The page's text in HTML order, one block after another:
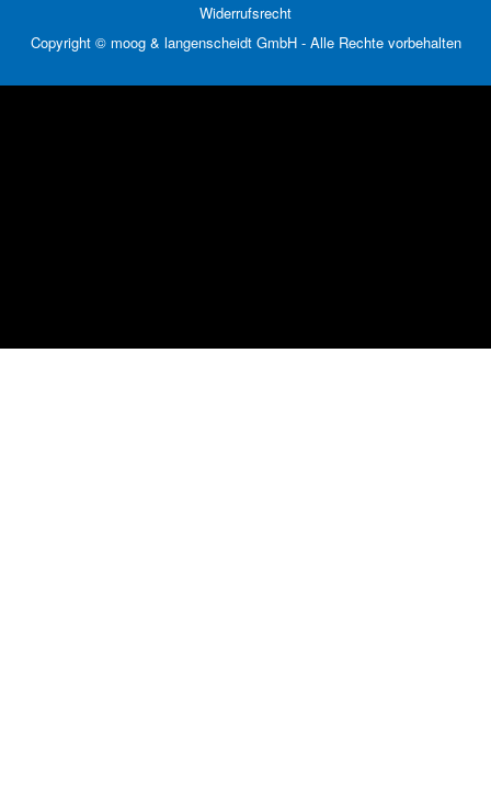
Widerrufsrecht
Copyright © moog & langenscheidt GmbH - Alle Rechte vorbehalten